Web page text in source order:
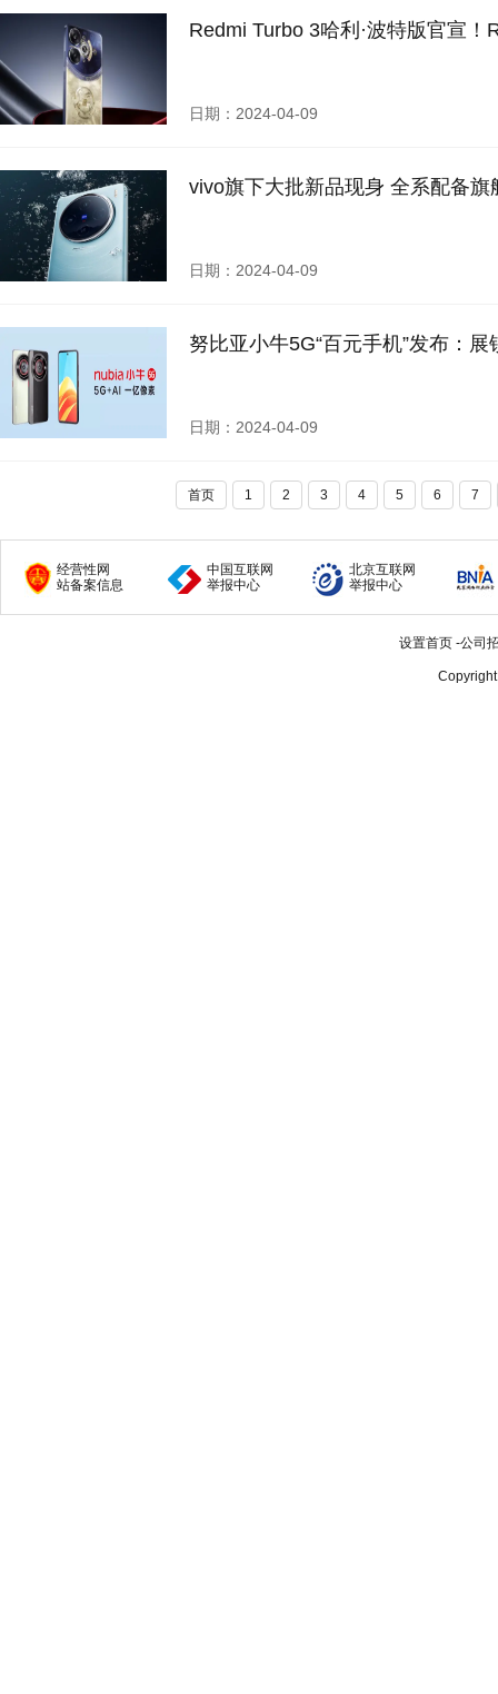
Redmi Turbo 3哈利·波特版官宣！
日期：2024-04-09
vivo旗下大批新品现身 全系配备旗
日期：2024-04-09
努比亚小牛5G“百元手机”发布：
日期：2024-04-09
首页 1 2 3 4 5 6 7
经营性网
站备案信息
中国互联网
举报中心
北京互联网
举报中心
设置首页-公司